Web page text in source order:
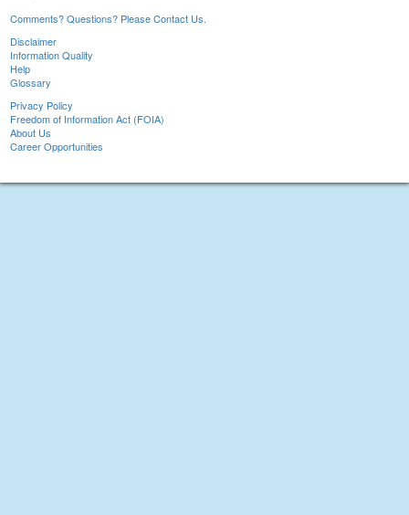
Comments? Questions? Please Contact Us.
Disclaimer
Information Quality
Help
Glossary
Privacy Policy
Freedom of Information Act (FOIA)
About Us
Career Opportunities